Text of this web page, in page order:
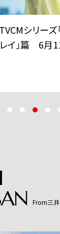
シリーズ
レイ」篇 6月
From三